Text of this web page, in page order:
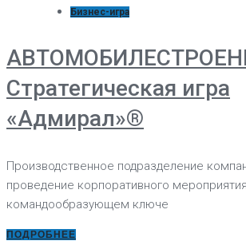
Бизнес-игра
Стратегическая игра
«Адмирал»®
Производственное подразделение
проведение корпоративного
командообразующем ключе
ПОДРОБНЕЕ